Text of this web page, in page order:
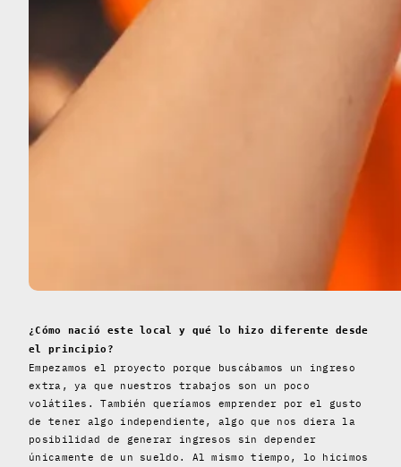
¿Cómo nació este local y qué lo hizo diferente desde
el principio?
Empezamos el proyecto porque buscábamos un ingreso
extra, ya que nuestros trabajos son un poco
volátiles. También queríamos emprender por el gusto
de tener algo independiente, algo que nos diera la
posibilidad de generar ingresos sin depender
únicamente de un sueldo. Al mismo tiempo, lo hicimos